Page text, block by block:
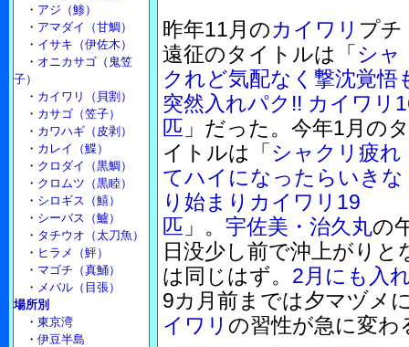
昨年11月のカイワリ プチ
遠征のタイトルは「シャ
クれど気配なく撃沈覚悟
突然入れパク!! カイワリ
匹 」だった。今年1月のタ
イトルは「シャクリ疲れ
てハイになったらいきな
り始まりカイワリ19
匹 」。 宇佐美・治久丸の
日没少し前で沖上がり
は同じはず。 2月にも入
9カ月前までは夕マヅメ
イワリ の習性が急に変
・ アジ（鯵）
・ アマダイ（甘鯛）
・ イサキ（伊佐木）
・ オニカサゴ（鬼笠
子）
・ カイワリ（貝割）
・ カサゴ（笠子）
・ カワハギ（皮剥）
・ カレイ（鰈）
・ クロダイ（黒鯛）
・ クロムツ（黒睦）
・ シロギス（鱚）
・ シーバス（鱸）
・ タチウオ（太刀魚）
・ ヒラメ（鮃）
・ マゴチ（真鯒）
・ メバル（目張）
場所別
・ 東京湾
・ 伊豆半島